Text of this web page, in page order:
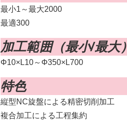
最小1～最大2000
最適300
加工範囲（最小/最大）
Φ10×L10～Φ350×L700
特色
縦型NC旋盤による精密切削加工
複合加工による工程集約